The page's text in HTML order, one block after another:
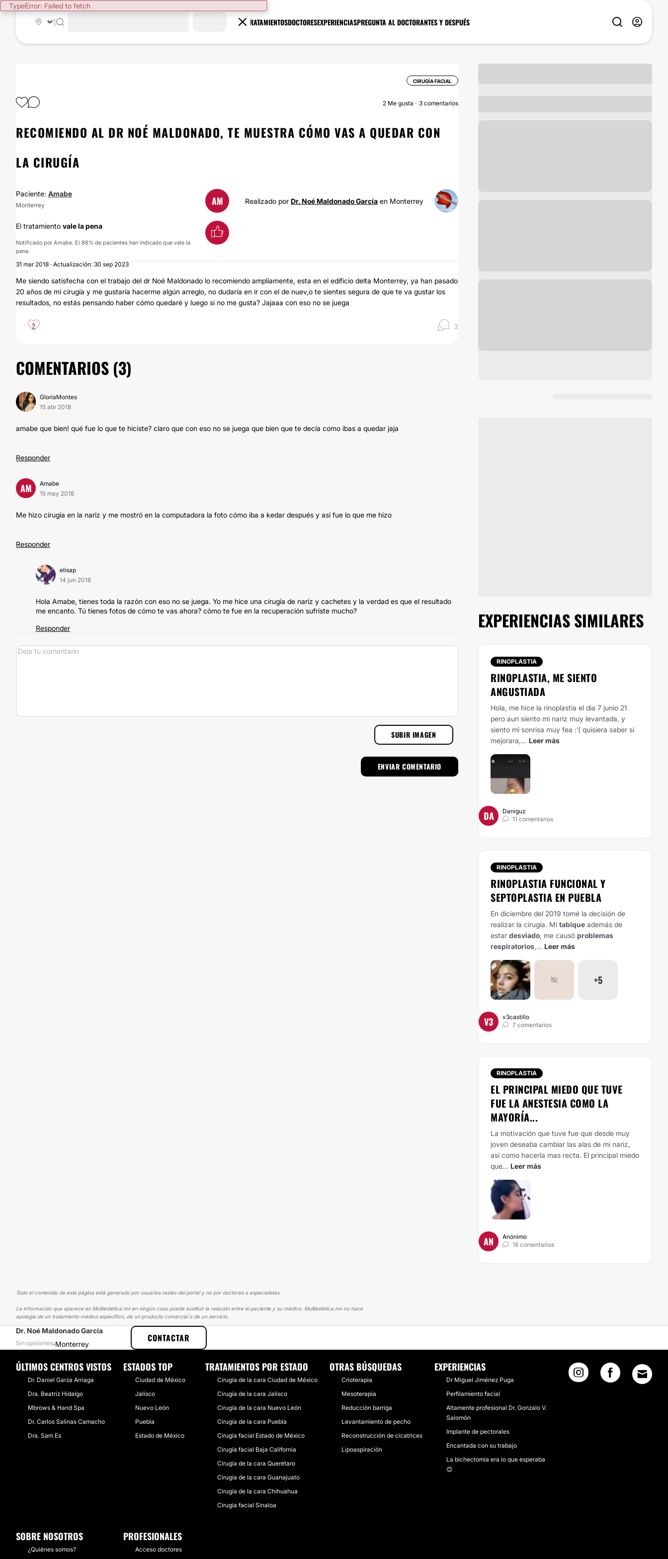
TypeError: Failed to fetch
TRATAMIENTOSDOCTORESEXPERIENCIASPREGUNTA AL DOCTORANTES Y DESPUÉS
CIRUGÍA FACIAL
2 Me gusta 3 comentarios
RECOMIENDO AL DR NOÉ MALDONADO, TE MUESTRA CÓMO VAS A QUEDAR CON
LA CIRUGÍA
Paciente: Amabe
Monterrey AM Realizado por Dr. Noé Maldonado García en Monterrey
El tratamiento vale la pena
Notificado por Amabe. El 88% de pacientes han indicado que vale la
pena.
31 mar 2018 · Actualización: 30 sep 2023
Me siendo satisfecha con el trabajo del dr Noé Maldonado lo recomiendo ampliamente, esta en el edificio delta Monterrey, ya han pasado
20 años de mi cirugía y me gustaría hacerme algún arreglo, no dudaría en ir con el de nuev,o te sientes segura de que te va gustar los
resultados, no estás pensando haber cómo quedaré y luego si no me gusta? Jajaaa con eso no se juega
2 3
COMENTARIOS (3)
GloriaMontes
15 abr 2018
amabe que bien! qué fue lo que te hiciste? claro que con eso no se juega que bien que te decía como ibas a quedar jaja
Responder
AM
Amabe
15 may 2018
Me hizo cirugía en la nariz y me mostró en la computadora la foto cómo iba a kedar después y así fue lo que me hizo
Responder
elisap
14 jun 2018
Hola Amabe, tienes toda la razón con eso no se juega. Yo me hice una cirugía de nariz y cachetes y la verdad es que el resultado
me encanto. Tú tienes fotos de cómo te vas ahora? cómo te fue en la recuperación sufriste mucho?
Responder
SUBIR IMAGEN
EXPERIENCIAS SIMILARES
RINOPLASTIA
RINOPLASTIA, ME SIENTO
ANGUSTIADA
Hola, me hice la rinoplastia el dia 7 junio 21
pero aun siento mi nariz muy levantada, y
siento mi sonrisa muy fea :’( quisiera saber si
mejorara,... Leer más
DA
Daniguz
11 comentarios
RINOPLASTIA
RINOPLASTIA FUNCIONAL Y
SEPTOPLASTIA EN PUEBLA
En diciembre del 2019 tomé la decisión de
realizar la cirugía. Mi tabique además de
estar desviado , me causó problemas
respiratorios ,... Leer más
+5
V3
v3castillo
7 comentarios
RINOPLASTIA
EL PRINCIPAL MIEDO QUE TUVE
FUE LA ANESTESIA COMO LA
MAYORÍA...
La motivación que tuve fue que desde muy
joven deseaba cambiar las alas de mi nariz,
así como hacerla mas recta. El principal miedo
que... Leer más
AN
Anónimo
16 comentarios
Todo el contenido de esta página está generado por usuarios reales del portal y no por doctores o especialistas.
La información que aparece en Multiestetica.mx en ningún caso puede sustituir la relación entre el paciente y su médico. Multiestetica.mx no hace
apología de un tratamiento médico específico, de un producto comercial o de un servicio.
Dr. Noé Maldonado García
Sin opiniones·Monterrey
CONTACTAR
MULTIESTETICA EXPERIENCIAS EXPERIENCIAS SOBRE CIRUGÍA FACIAL
ÚLTIMOS CENTROS VISTOS
Dr. Daniel Garza Arriaga
Dra. Beatriz Hidalgo
Mbrows & Hand Spa
Dr. Carlos Salinas Camacho
Dra. Sam Es
ESTADOS TOP
Ciudad de México
Jalisco
Nuevo León
Puebla
Estado de México
TRATAMIENTOS POR ESTADO
Cirugía de la cara Ciudad de México
Cirugía de la cara Jalisco
Cirugía de la cara Nuevo León
Cirugía de la cara Puebla
Cirugía facial Estado de México
Cirugía facial Baja California
Cirugía de la cara Querétaro
Cirugía de la cara Guanajuato
Cirugía de la cara Chihuahua
Cirugía facial Sinaloa
OTRAS BÚSQUEDAS
Crioterapia
Mesoterapia
Reducción barriga
Levantamiento de pecho
Reconstrucción de cicatrices
Lipoaspiración
EXPERIENCIAS
Dr Miguel Jiménez Puga
Perfilamiento facial
Altamente profesional Dr. Gonzalo V.
Salomón
Implante de pectorales
Encantada con su trabajo
La bichectomía era lo que esperaba
😊
SOBRE NOSOTROS
¿Quiénes somos?
PROFESIONALES
Acceso doctores